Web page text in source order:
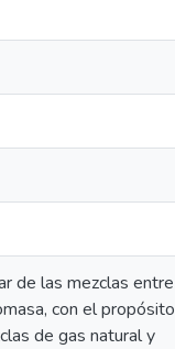
de las mezclas entre
con el propósito
de gas natural y